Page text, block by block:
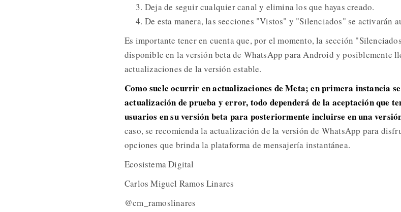
Deja de seguir cualquier canal y elimina los que hayas creado.
De esta manera, las secciones "Vistos" y "Silenciados" se activarán
Es importante tener en cuenta que, por el momento, la sección
disponible en la versión beta de WhatsApp para Android y posiblemente
actualizaciones de la versión estable.
Como suele ocurrir en actualizaciones de Meta; en primera instancia
actualización de prueba y error, todo dependerá de la aceptación que
usuarios en su versión beta para posteriormente incluirse en una
caso, se recomienda la actualización de la versión de WhatsApp para
opciones que brinda la plataforma de mensajería instantánea.
Ecosistema Digital
Carlos Miguel Ramos Linares
@cm_ramoslinares